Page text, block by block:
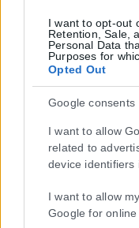
I want to opt-out
Retention, Sale,
Personal Data
Purposes for
Opted Out
Google consents
I want to allow
related to
device identifiers
I want to allow
Google for